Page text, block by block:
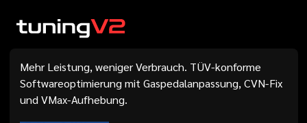
Mehr Leistung, weniger Verbrauch. TÜV-konforme
Softwareoptimierung mit Gaspedalanpassung, CVN-Fix
und VMax-Aufhebung.